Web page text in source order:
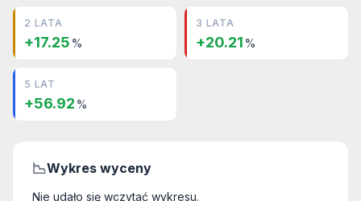
2 LATA
+17.25 %
3 LATA
+20.21 %
5 LAT
+56.92 %
📉Wykres wyceny
Nie udało się wczytać wykresu.